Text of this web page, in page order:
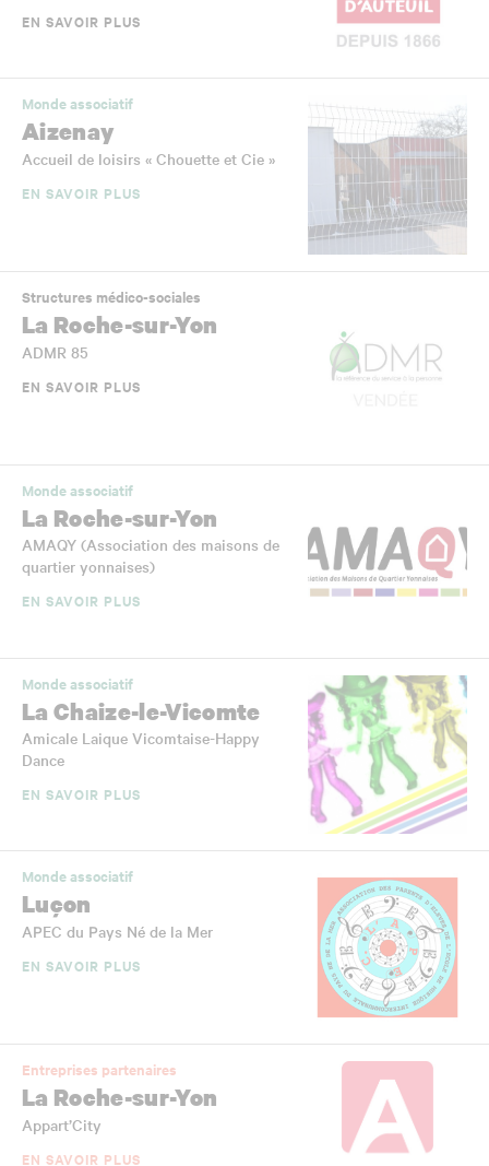
EN SAVOIR PLUS
Monde associatif
Aizenay
Accueil de loisirs « Chouette et Cie »
EN SAVOIR PLUS
Structures médico-sociales
La Roche-sur-Yon
ADMR 85
EN SAVOIR PLUS
Monde associatif
La Roche-sur-Yon
AMAQY (Association des maisons de
quartier yonnaises)
EN SAVOIR PLUS
Monde associatif
La Chaize-le-Vicomte
Amicale Laique Vicomtaise-Happy
Dance
EN SAVOIR PLUS
Monde associatif
Luçon
APEC du Pays Né de la Mer
EN SAVOIR PLUS
Entreprises partenaires
La Roche-sur-Yon
Appart’City
EN SAVOIR PLUS